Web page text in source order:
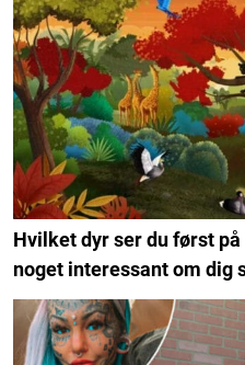
Hvilket dyr ser du først
noget interessant om dig